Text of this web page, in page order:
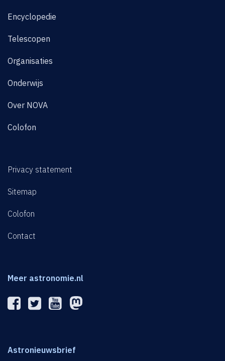
Encyclopedie
Telescopen
Organisaties
Onderwijs
Over NOVA
Colofon
Privacy statement
Sitemap
Colofon
Contact
Meer astronomie.nl
Astronieuwsbrief